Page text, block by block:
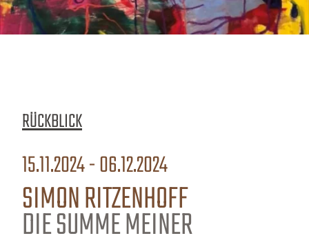
RÜCKBLICK
15.11.2024 - 06.12.2024
SIMON RITZENHOFF
DIE SUMME MEINER